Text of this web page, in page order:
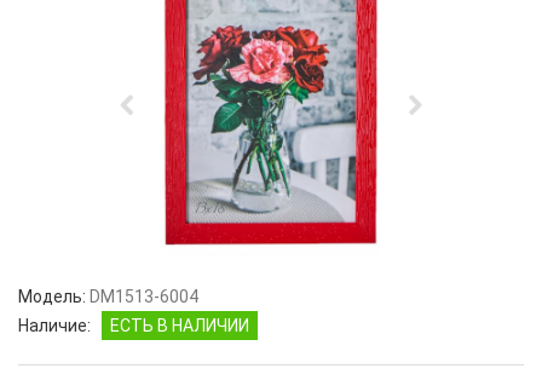
Модель: DM1513-6004
Наличие:
ЕСТЬ В НАЛИЧИИ